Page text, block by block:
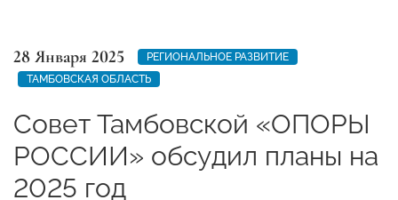
28 Января 2025
РЕГИОНАЛЬНОЕ РАЗВИТИЕ
ТАМБОВСКАЯ ОБЛАСТЬ
Совет Тамбовской «ОПОРЫ
РОССИИ» обсудил планы на
2025 год